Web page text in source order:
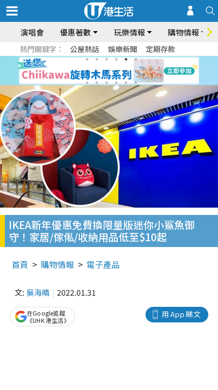
演唱會 優惠著數 玩樂情報 購物情報
熱門關鍵字： 公屋熱話 娛樂新聞 定期存款
IKEA新年優惠免費換限量版迷你小鯊魚御
守！家居/傢俬/收納用品低至$10起
首頁 購物情報 電子產品
文: 吳海晴 2022.01.31
用 App 睇文
在Google追蹤
《UHK 港生活》